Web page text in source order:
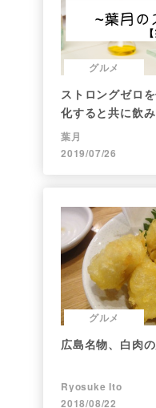
グルメ
ストロングゼロ
化すると共に飲
葉月
2019/07/26
グルメ
広島名物、白肉
Ryosuke Ito
2018/08/22